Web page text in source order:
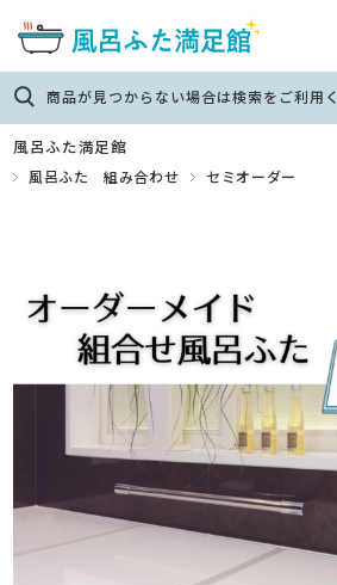
商品が見つからない場合は検索をご利用
風呂ふた満足館
風呂ふた 組み合わせ セミオーダー